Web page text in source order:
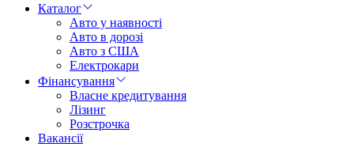
Каталог
Авто у наявності
Авто в дорозі
Авто з США
Електрокари
Фінансування
Власне кредитування
Лізинг
Розстрочка
Вакансії